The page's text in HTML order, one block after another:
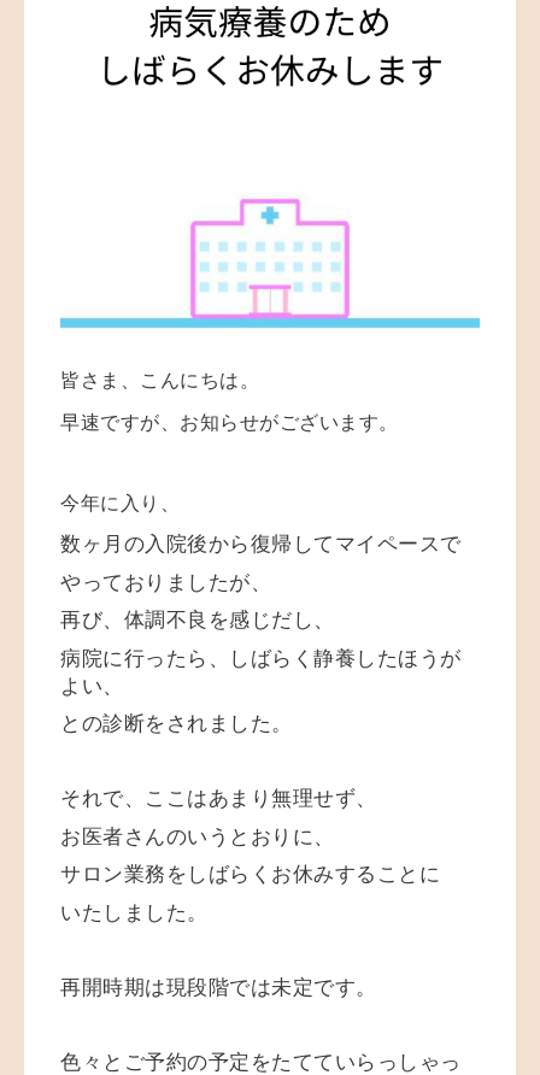
皆さま、こんにちは。
早速ですが、お知らせがございます。
今年に入り、
数ヶ月の入院後から復帰してマイペースで
やっておりましたが、
再び、体調不良を感じだし、
病院に行ったら、しばらく静養したほうが
よい、
との診断をされました。
それで、ここはあまり無理せず、
お医者さんのいうとおりに、
サロン業務をしばらくお休みすることに
いたしました。
再開時期は現段階では未定です。
色々とご予約の予定をたてていらっしゃっ